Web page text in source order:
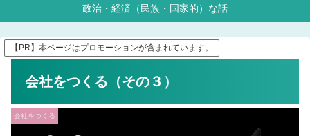
政治・経済（民族・国家的）な話
【PR】本ページはプロモーションが含まれています。
会社をつくる（その３）
会社をつくる